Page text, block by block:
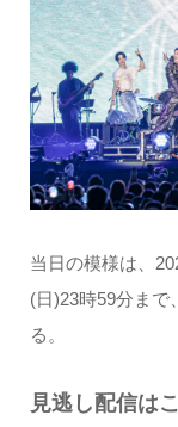
当日の模様は、
(日)23時59分まで
る。
見逃し配信は